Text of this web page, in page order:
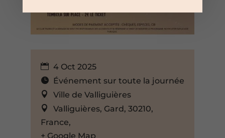
4 Oct 2025
Événement sur toute la journée
Ville de Valliguières
Valliguières, Gard, 30210,
France,
+ Google Map